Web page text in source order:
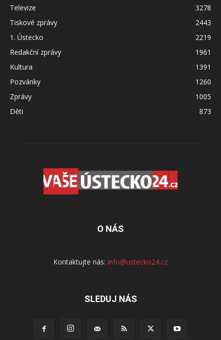
Televize
3278
Tiskové zprávy
2443
1. Ústecko
2219
Redakční zprávy
1961
Kultura
1391
Pozvánky
1260
Zprávy
1005
Děti
873
O NÁS
Kontaktujte nás: info@ustecko24.cz
SLEDUJ NÁS